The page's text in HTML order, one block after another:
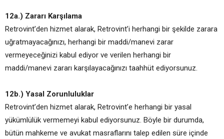
12a.) Zararı Karşılama
Retrovint’den hizmet alarak, Retrovint’i herhangi bir şekilde zarara
uğratmayacağınızı, herhangi bir maddi/manevi zarar
vermeyeceğinizi kabul ediyor ve verilen herhangi bir
maddi/manevi zararı karşılayacağınızı taahhüt ediyorsunuz.
12b.) Yasal Zorunluluklar
Retrovint’den hizmet alarak, Retrovint’e herhangi bir yasal
yükümlülük vermemeyi kabul ediyorsunuz. Böyle bir durumda,
bütün mahkeme ve avukat masraflarını talep edilen süre içinde